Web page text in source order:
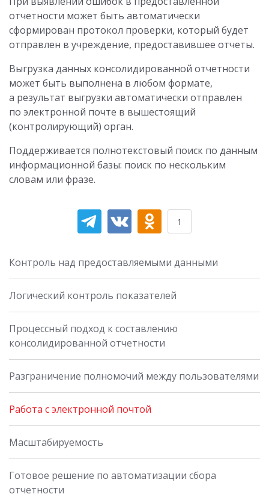
отчетности может быть автоматически
сформирован протокол проверки, который будет
отправлен в учреждение, предоставившее отчеты.
Выгрузка данных консолидированной отчетности
может быть выполнена в любом формате,
а результат выгрузки автоматически отправлен
по электронной почте в вышестоящий
(контролирующий) орган.
Поддерживается полнотекстовый поиск по данным
информационной базы: поиск по нескольким
словам или фразе.
1
Контроль над предоставляемыми данными
Логический контроль показателей
Процессный подход к составлению
консолидированной отчетности
Разграничение полномочий между пользователями
Работа с электронной почтой
Масштабируемость
Готовое решение по автоматизации сбора
отчетности